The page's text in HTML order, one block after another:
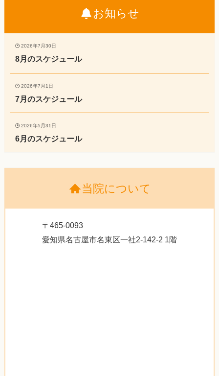
お知らせ
2026年7月30日
8月のスケジュール
2026年7月1日
7月のスケジュール
2026年5月31日
6月のスケジュール
当院について
〒465-0093
愛知県名古屋市名東区一社2-142-2 1階